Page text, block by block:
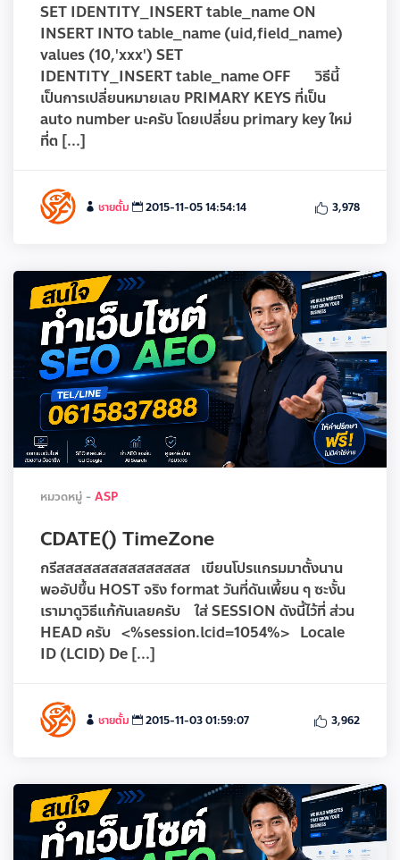
SET IDENTITY_INSERT table_name ON
INSERT INTO table_name (uid,field_name)
values (10,'xxx') SET
IDENTITY_INSERT table_name OFF วิธีนี้
เป็นการเปลี่ยนหมายเลข PRIMARY KEYS ที่เป็น
auto number นะครับ โดยเปลี่ยน primary key ใหม่
ที่ต [...]
ชายตั้ม 2015-11-05 14:54:14 3,978
หมวดหมู่ - ASP
CDATE() TimeZone
กรีสสสสสสสสสสสสสสส เขียนโปรแกรมมาตั้งนาน
พออัปขึ้น HOST จริง format วันที่ดันเพี้ยน ๆ ซะงั้น
เรามาดูวิธีแก้กันเลยครับ ใส่ SESSION ดังนี้ไว้ที่ ส่วน
HEAD ครับ <%session.lcid=1054%> Locale
ID (LCID) De [...]
ชายตั้ม 2015-11-03 01:59:07 3,962